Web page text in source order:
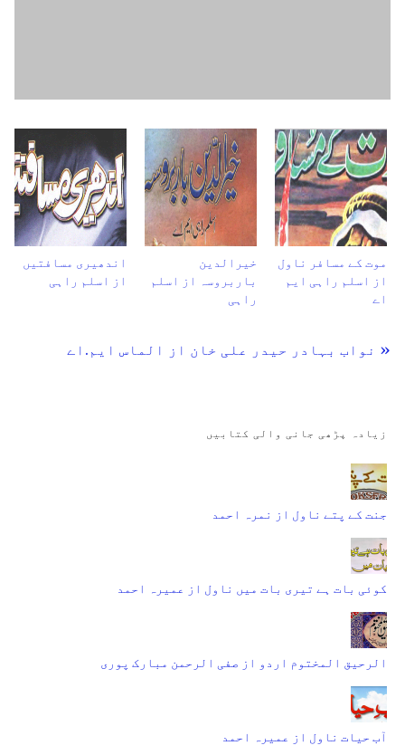
اندھیری مسافتیں
از اسلم راہی
خیرالدین
باربروسہ از اسلم
راہی
موت کے مسافر ناول
از اسلم راہی ایم
اے
« نواب بہادر حیدر علی خان از الماس ایم.اے
زیادہ پڑھی جانی والی کتابیں
جنت کے پتے ناول از نمرہ احمد
کوئی بات ہے تیری بات میں ناول از عمیرہ احمد
الرحیق المختوم اردو از صفی الرحمن مبارک پوری
آب حیات ناول از عمیرہ احمد